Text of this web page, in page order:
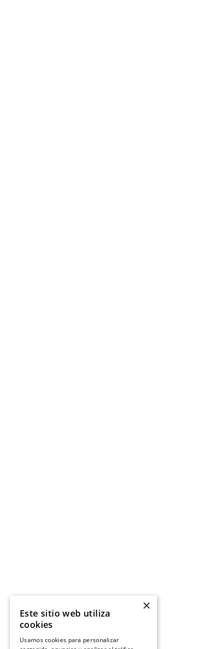
×
Este sitio web utiliza
cookies
Usamos cookies para personalizar